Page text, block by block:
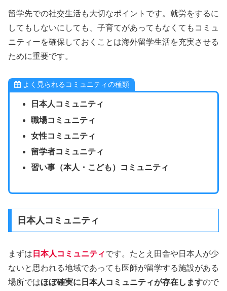
留学先での社交生活も大切なポイントです。就労をするに
してもしないにしても、子育てがあってもなくてもコミュ
ニティーを確保しておくことは海外留学生活を充実させる
ために重要です。
よく見られるコミュニティの種類
日本人コミュニティ
職場コミュニティ
女性コミュニティ
留学者コミュニティ
習い事（本人・こども）コミュニティ
日本人コミュニティ
まずは 日本人コミュニティです。たとえ田舎や日本人が少
ないと思われる地域であっても医師が留学する施設がある
場所ではほぼ確実に日本人コミュニティが存在しますので